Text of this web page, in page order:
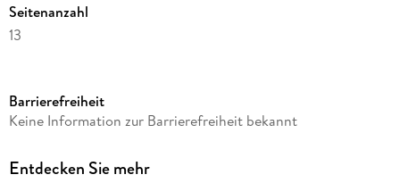
Seitenanzahl
13
Herausgegeben von
Verlag/Hersteller
Barrierefreiheit
Keine Information zur Barrierefreiheit bekannt
Entdecken Sie mehr